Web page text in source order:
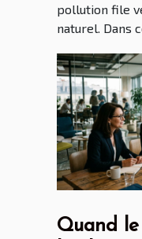
pollution file
naturel. Dans
Quand